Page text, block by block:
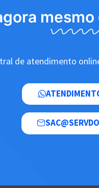
de atendimento